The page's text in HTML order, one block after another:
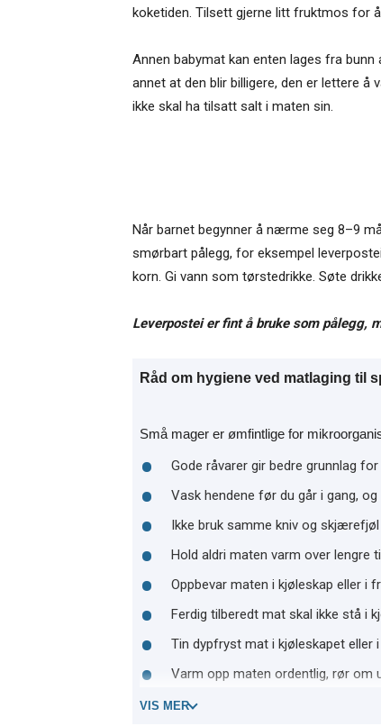
koketiden. Tilsett gjerne litt fruktmos for
Annen babymat kan enten lages fra
annet at den blir billigere, den er lettere
ikke skal ha tilsatt salt i maten sin.
Når barnet begynner å nærme seg 8–9
smørbart pålegg, for eksempel
korn. Gi vann som tørstedrikke. Søte
Leverpostei er fint å bruke som pålegg,
Råd om hygiene ved matlaging til
Små mager er ømfintlige for
Gode råvarer gir bedre grunnlag
Vask hendene før du går i gang, og
Ikke bruk samme kniv og
Hold aldri maten varm over lengre
Oppbevar maten i kjøleskap eller i
Ferdig tilberedt mat skal ikke stå i
Tin dypfryst mat i kjøleskapet eller i
Varm opp maten ordentlig, rør om
Oppvarming i vannbad er mest
VIS MER